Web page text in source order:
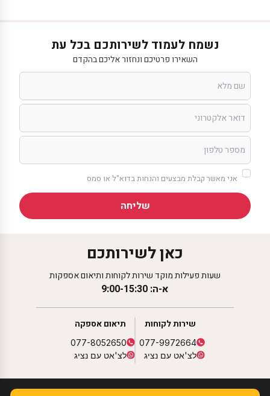
נשמח לעמוד לשירותכם בכל עת
השאירו פרטיכם ונחזור אליכם בהקדם
אני מאשר קבלת מבצעים והנחות בדוא"ל או סמס
שליחה
כאן לשירותכם
שעות פעילות מוקד שירות לקוחות ותיאום אספקות
א-ה: 9:00-15:30
שירות לקוחות
077-9972664
לצ'אט עם נציג
תיאום אספקה
077-8052650
לצ'אט עם נציג